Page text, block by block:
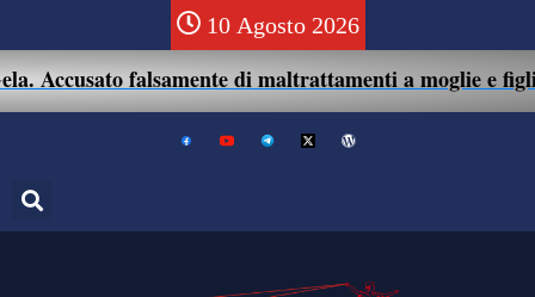
10 Agosto 2026
Accusato falsamente di maltrattamenti a moglie e